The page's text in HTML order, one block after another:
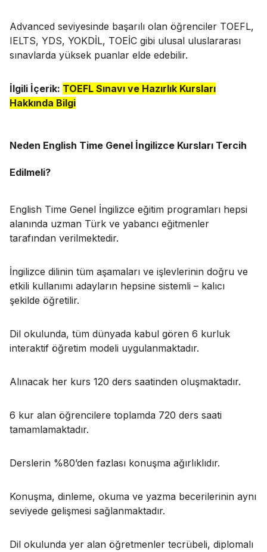
Advanced seviyesinde başarılı olan öğrenciler TOEFL,
IELTS, YDS, YOKDİL, TOEİC gibi ulusal uluslararası
sınavlarda yüksek puanlar elde edebilir.
İlgili İçerik: TOEFL Sınavı ve Hazırlık Kursları
Hakkında Bilgi
Neden English Time Genel İngilizce Kursları Tercih
Edilmeli?
English Time Genel İngilizce eğitim programları hepsi
alanında uzman Türk ve yabancı eğitmenler
tarafından verilmektedir.
İngilizce dilinin tüm aşamaları ve işlevlerinin doğru ve
etkili kullanımı adayların hepsine sistemli – kalıcı
şekilde öğretilir.
Dil okulunda, tüm dünyada kabul gören 6 kurluk
interaktif öğretim modeli uygulanmaktadır.
Alınacak her kurs 120 ders saatinden oluşmaktadır.
6 kur alan öğrencilere toplamda 720 ders saati
tamamlamaktadır.
Derslerin %80’den fazlası konuşma ağırlıklıdır.
Konuşma, dinleme, okuma ve yazma becerilerinin aynı
seviyede gelişmesi sağlanmaktadır.
Dil okulunda yer alan öğretmenler tecrübeli, diplomalı